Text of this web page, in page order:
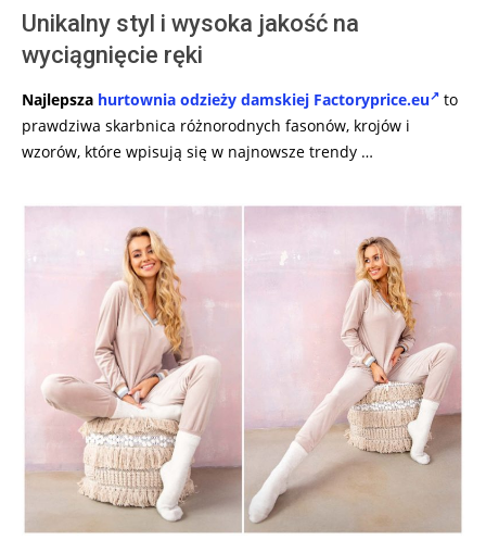
Unikalny styl i wysoka jakość na
wyciągnięcie ręki
Najlepsza hurtownia odzieży damskiej Factoryprice.eu
to
prawdziwa skarbnica różnorodnych fasonów, krojów i
wzorów, które wpisują się w najnowsze trendy …